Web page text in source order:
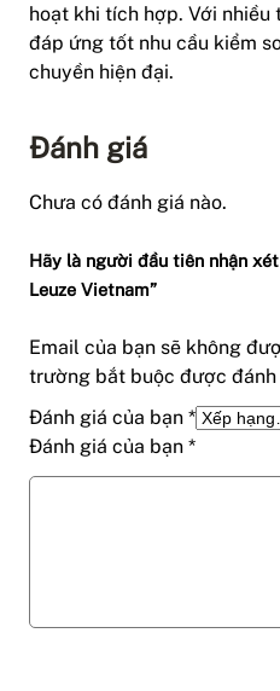
hoạt khi tích hợp. Với
đáp ứng tốt nhu cầu kiểm
chuyền hiện đại.
Đánh giá
Chưa có đánh giá nào.
Hãy là người đầu tiên nhận xét
Leuze Vietnam”
Email của bạn sẽ không
trường bắt buộc được đánh
Đánh giá của bạn *
Đánh giá của bạn *